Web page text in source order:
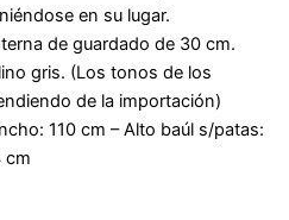
en su lugar.
de guardado de 30 cm.
gris. (Los tonos de los
de la importación)
110 cm – Alto baúl s/patas:
cm